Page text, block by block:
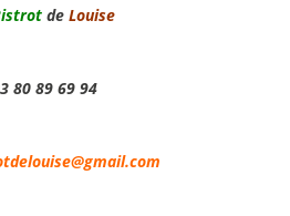
de Louise
80 89 69 94